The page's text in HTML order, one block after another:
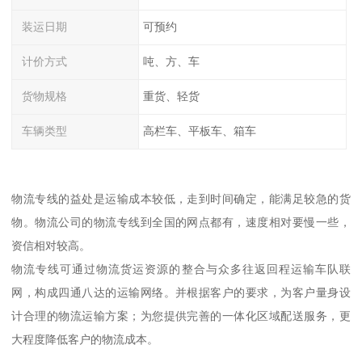
装运日期 可预约
计价方式 吨、方、车
货物规格 重货、轻货
车辆类型 高栏车、平板车、箱车
物流专线的益处是运输成本较低，走到时间确定，能满足较急的货
物。物流公司的物流专线到全国的网点都有，速度相对要慢一些，
资信相对较高。
物流专线可通过物流货运资源的整合与众多往返回程运输车队联
网，构成四通八达的运输网络。并根据客户的要求，为客户量身设
计合理的物流运输方案；为您提供完善的一体化区域配送服务，更
大程度降低客户的物流成本。